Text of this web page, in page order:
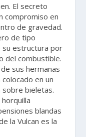
El secreto
compromiso en
de gravedad.
de tipo
su estructura por
del combustible.
sus hermanas
en un
sobre bieletas.
blandas
la Vulcan es la